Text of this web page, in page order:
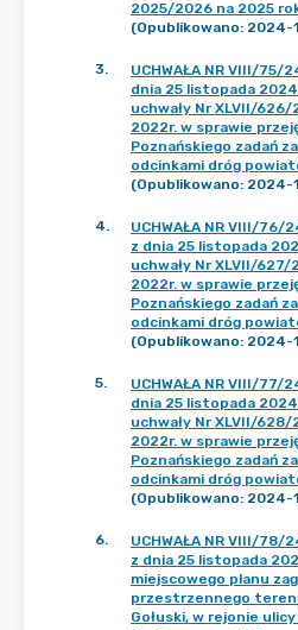
2025/2026 na 2025
(Opublikowano: 2024-
3.
UCHWAŁA NR VIII/75/
dnia 25 listopada
uchwały Nr XLVII/
2022r. w sprawie
Poznańskiego zadań
odcinkami dróg
(Opublikowano: 2024-
4.
UCHWAŁA NR VIII/76/
z dnia 25 listopada
uchwały Nr XLVII/
2022r. w sprawie
Poznańskiego zadań
odcinkami dróg
(Opublikowano: 2024-
5.
UCHWAŁA NR VIII/77/
dnia 25 listopada
uchwały Nr XLVII/
2022r. w sprawie
Poznańskiego zadań
odcinkami dróg
(Opublikowano: 2024-
6.
UCHWAŁA NR VIII/78/
z dnia 25 listopada
miejscowego planu
przestrzennego
Gołuski, w rejonie